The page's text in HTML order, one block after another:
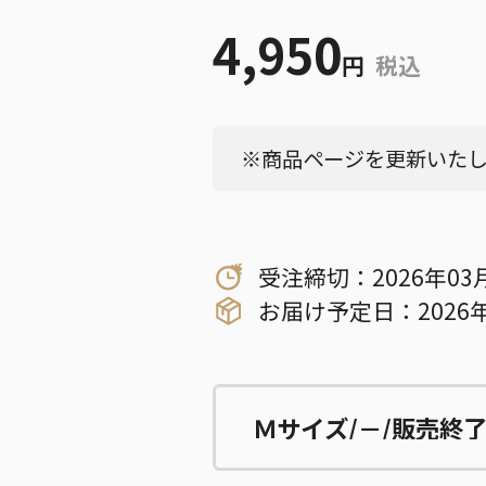
4,950円 税込
※商品ページを更新いた
受注締切：2026年03
お届け予定日：2026